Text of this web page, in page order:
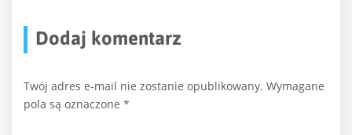
Dodaj komentarz
Twój adres e-mail nie zostanie opublikowany. Wymagane
pola są oznaczone *